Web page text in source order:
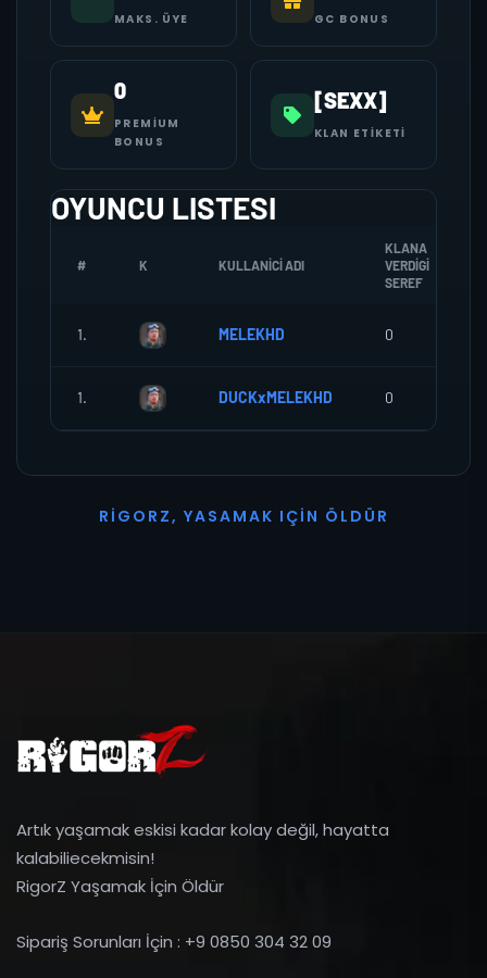
MAKS. ÜYE GC BONUS
0
PREMIUM
BONUS
[SEXX]
KLAN ETIKETI
OYUNCU LISTESI
# K KULLANICI ADI
KLANA
VERDIGI
SEREF
1. MELEKHD 0
1. DUCKxMELEKHD 0
R I G O R Z, YASAMAK I ÇI N Ö L D Ü R
Artık yaşamak eskisi kadar kolay değil, hayatta
kalabiliecekmisin!
RigorZ Yaşamak İçin Öldür
Sipariş Sorunları İçin : +9 0850 304 32 09